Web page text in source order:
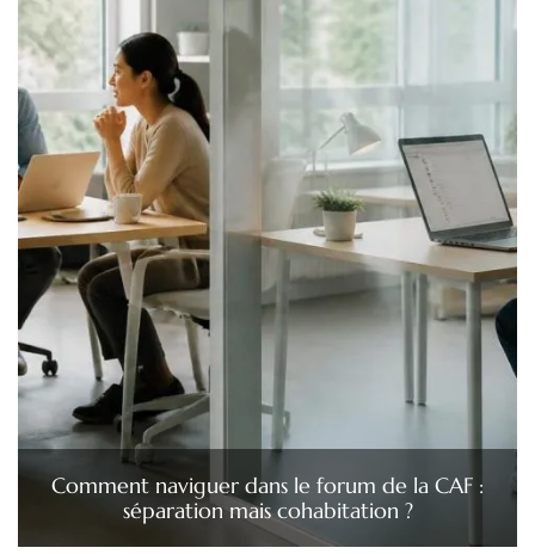
Comment naviguer dans le forum de la CAF :
séparation mais cohabitation ?